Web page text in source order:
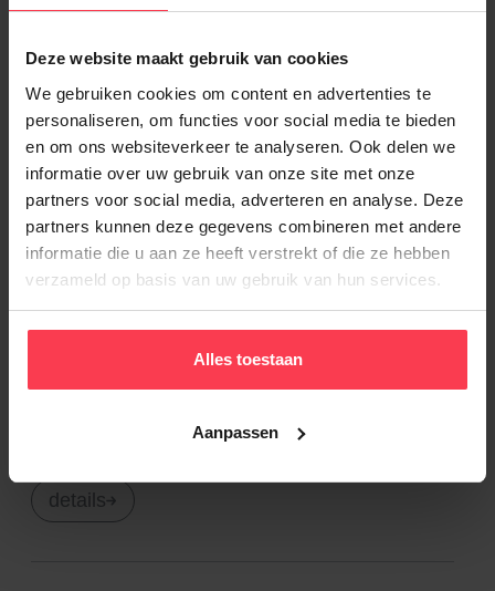
Deze website maakt gebruik van cookies
We gebruiken cookies om content en advertenties te
personaliseren, om functies voor social media te bieden
en om ons websiteverkeer te analyseren. Ook delen we
informatie over uw gebruik van onze site met onze
partners voor social media, adverteren en analyse. Deze
partners kunnen deze gegevens combineren met andere
informatie die u aan ze heeft verstrekt of die ze hebben
verzameld op basis van uw gebruik van hun services.
Alles toestaan
Aanpassen
Schrijnwerker atelier
FunctionBen jij een gedreven en ervaren schrijnwerker? Dan
zijn wij op zoek naar jou! In ons dynamische atelier werk je
monteren en bedient diverse
Dagwerk
Bouw
details